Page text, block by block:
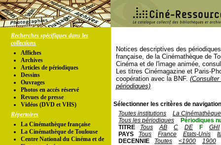
Recherches spécifiques dans les
collections
Affiches
Archives
Articles de périodiques
Dessins
Ouvrages
Photos en accés réservé
Revues de presse
Vidéos (DVD et VHS)
Répertoires
La Cinémathèque française
La Cinémathèque de Toulouse
Centre National du Cinéma et de
Notices descriptives des
française, de la Cinémathèque de
Cinéma et de l'image animée,
Les titres Cinémagazine et Paris-
coopération avec la BNF.
périodiques)
Sélectionner les critères de
Toutes institutions
La
Tous les périodiques
Périodiques
TITRE
Tous AB C DE F
GHI
PAYS
Tous France Etats-Unis
DECENNIE
Toutes <1900
1900